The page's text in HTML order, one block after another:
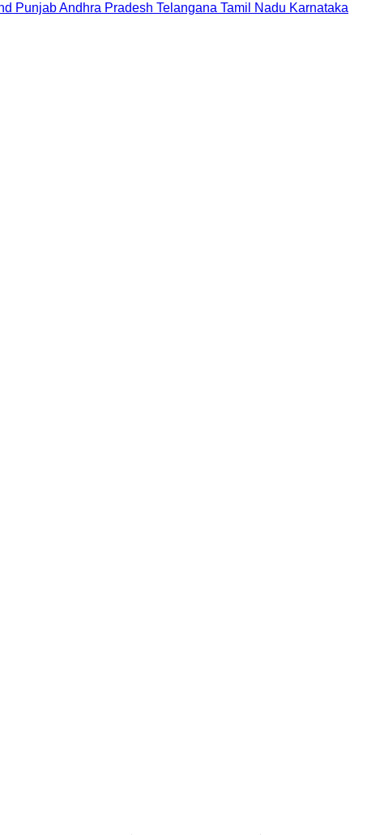
PunjabAndhra Pradesh Telangana Tamil Nadu Karnataka